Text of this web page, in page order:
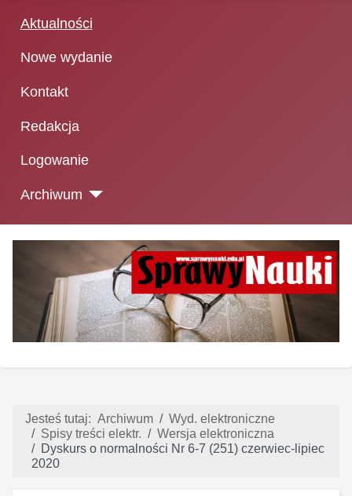
Aktualności
Nowe wydanie
Kontakt
Redakcja
Logowanie
Archiwum
Jesteś tutaj: Archiwum
Wyd. elektroniczne
Spisy treści elektr.
Wersja elektroniczna
Dyskurs o normalności Nr 6-7 (251) czerwiec-lipiec
2020